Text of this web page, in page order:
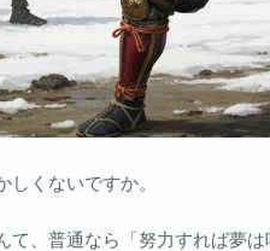
くないですか。
て、普通なら「努力すれば夢